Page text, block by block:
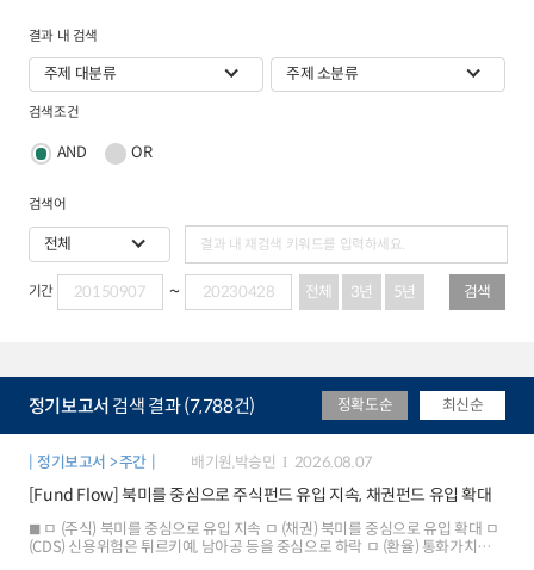
결과 내 검색
검색조건
AND OR
검색어
기간 전체 3년 5년 검색
정기보고서 검색 결과 (7,788건) 정확도순 최신순
정기보고서 > 주간 배기원,박승민 2026.08.07
[Fund Flow] 북미를 중심으로 주식펀드 유입 지속, 채권펀드 유입 확대
ㅁ (주식) 북미를 중심으로 유입 지속 ㅁ (채권) 북미를 중심으로 유입 확대 ㅁ
(CDS) 신용위험은 튀르키예, 남아공 등을 중심으로 하락 ㅁ (환율) 통화가치는